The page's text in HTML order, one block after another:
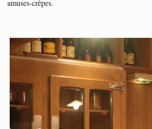
amuses-crêpes.